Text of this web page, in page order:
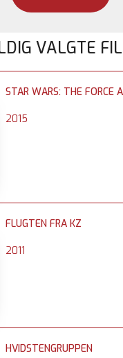
VALGTE
STAR WARS: THE FORCE
2015
FLUGTEN FRA KZ
2011
HVIDSTENGRUPPEN